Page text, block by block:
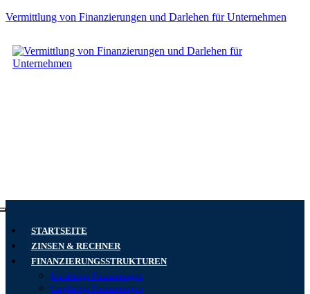
Vermittlung von Finanzierungen und Darlehen für Unternehmen
STARTSEITE
ZINSEN & RECHNER
FINANZIERUNGSSTRUKTUREN
Kurzfristige Finanzierungen
Langfristige Finanzierungen